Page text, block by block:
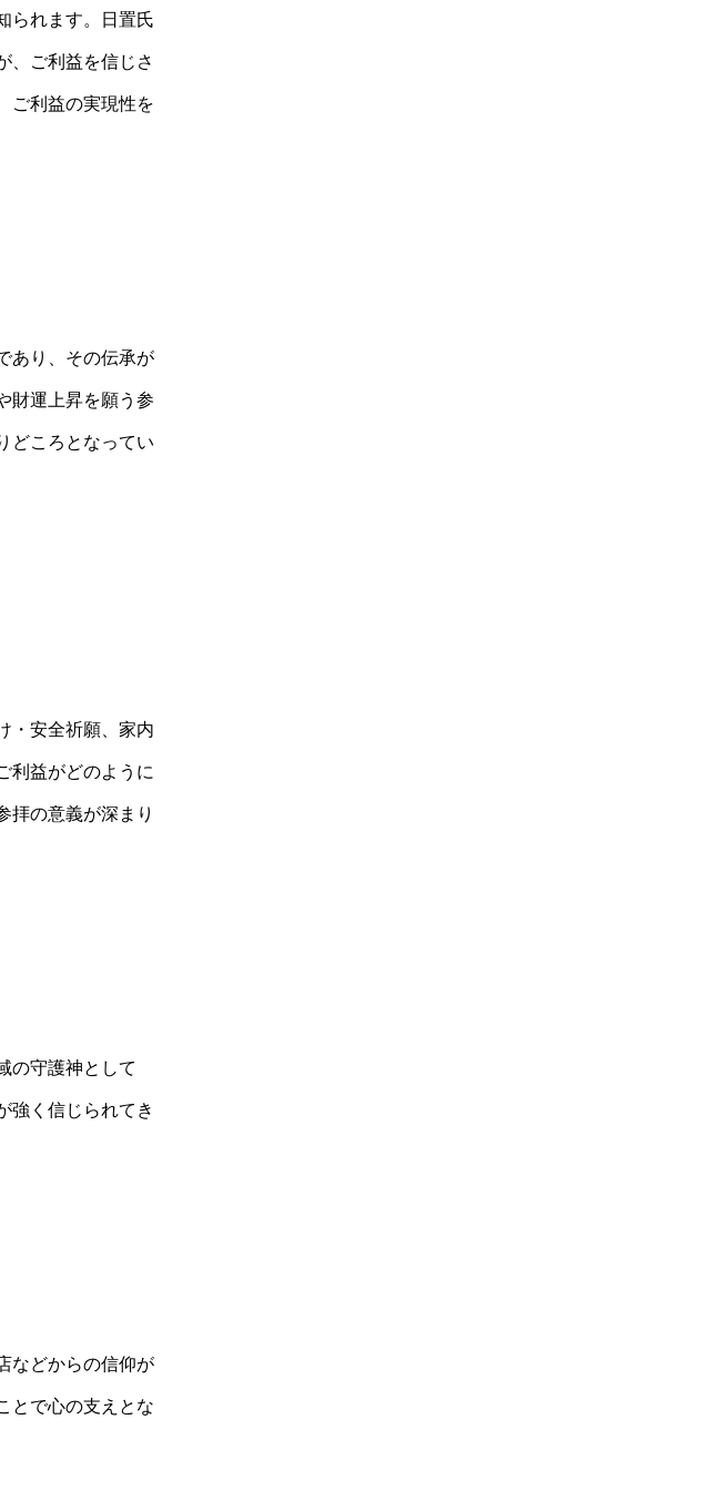
られます。日置氏
、ご利益を信じさ
ご利益の実現性を
あり、その伝承が
財運上昇を願う参
どころとなってい
・安全祈願、家内
利益がどのように
拝の意義が深まり
の守護神として
強く信じられてき
などからの信仰が
とで心の支えとな